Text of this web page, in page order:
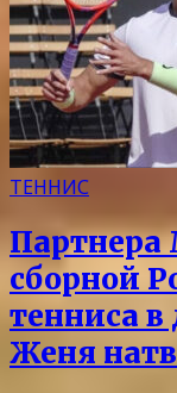
ТЕННИС
Партнера
сборной
тенниса
Женя